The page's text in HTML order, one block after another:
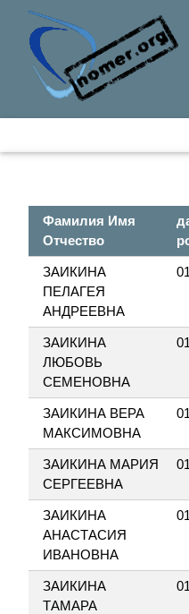
Фамилия Имя
Отчество
ЗАИКИНА
ПЕЛАГЕЯ
АНДРЕЕВНА
ЗАИКИНА
ЛЮБОВЬ
СЕМЕНОВНА
ЗАИКИНА ВЕРА
МАКСИМОВНА
ЗАИКИНА МАРИЯ
СЕРГЕЕВНА
ЗАИКИНА
АНАСТАСИЯ
ИВАНОВНА
ЗАИКИНА
ТАМАРА